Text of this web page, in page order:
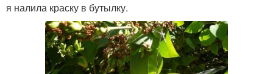
я налила краску в бутылку.